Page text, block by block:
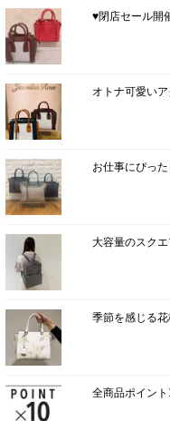
♥閉店セール開
オトナ可愛い
お仕事にぴっ
大容量のスク
季節を感じる
全商品ポイン